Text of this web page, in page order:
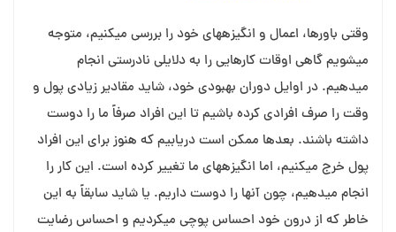
وقتی باورها، اعمال و انگیزه⁯های خود را بررسی می⁯کنیم، متوجه
می⁯شویم گاهی اوقات کارهایی را به دلایلی نادرستی انجام
می⁯دهیم. در اوایل دوران بهبودی خود، شاید مقادیر زیادی پول و
وقت را صرف افرادی کرده⁯ باشیم تا این افراد صرفاً ما را دوست
داشته باشند. بعدها ممکن است دریابیم که هنوز برای این افراد
پول خرج می⁯کنیم، اما انگیزه⁯های ما تغییر کرده است. این کار را
انجام می⁯دهیم، چون آنها را دوست داریم. یا شاید سابقاً به این
خاطر که از درون خود احساس پوچی می⁯کردیم و احساس رضایت